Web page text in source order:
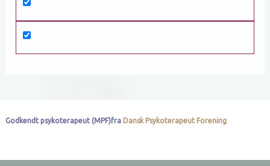
Godkendt psykoterapeut (MPF)fra Dansk Psykoterapeut Forening